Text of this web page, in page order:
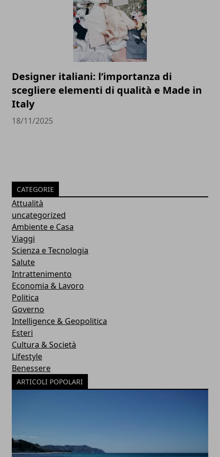
Designer italiani: l’importanza di
scegliere elementi di qualità e Made in
Italy
18/11/2025
CATEGORIE
Attualità
uncategorized
Ambiente e Casa
Viaggi
Scienza e Tecnologia
Salute
Intrattenimento
Economia & Lavoro
Politica
Governo
Intelligence & Geopolitica
Esteri
Cultura & Società
Lifestyle
Benessere
ARTICOLI POPOLARI